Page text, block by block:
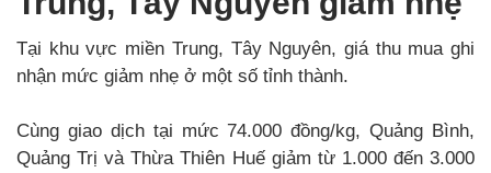
Tại khu vực miền Trung, Tây Nguyên, giá thu mua ghi
nhận mức giảm nhẹ ở một số tỉnh thành.
Cùng giao dịch tại mức 74.000 đồng/kg, Quảng Bình,
Quảng Trị và Thừa Thiên Huế giảm từ 1.000 đến 3.000